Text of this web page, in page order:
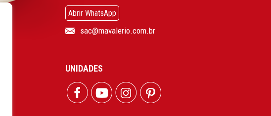
Abrir WhatsApp
sac@mavalerio.com.br
UNIDADES